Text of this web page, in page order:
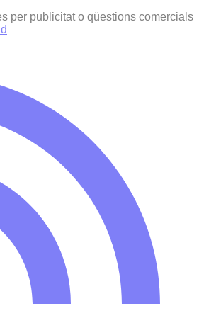
per publicitat o qüestions comercials